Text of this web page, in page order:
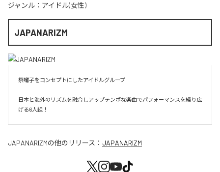
ジャンル： アイドル(女性)
JAPANARIZM
祭囃子をコンセプトにしたアイドルグループ
日本と海外のリズムを融合しアップテンポな楽曲でパフォーマンスを繰り広
げる6人組！
JAPANARIZMの他のリリース： JAPANARIZM